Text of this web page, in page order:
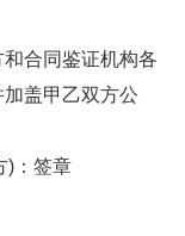
合同鉴证机构各
盖甲乙双方公
)：签章